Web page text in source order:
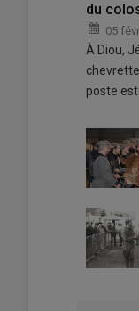
du
05
À Diou,
poste